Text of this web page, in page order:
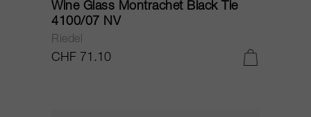
Wine Glass Montrachet Black Tie
4100/07 NV
Riedel
CHF 71.10